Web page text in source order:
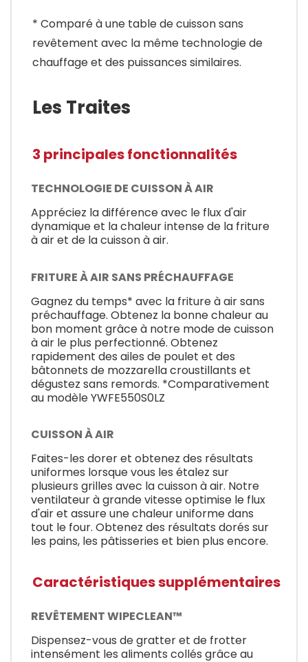
* Comparé à une table de cuisson sans
revêtement avec la même technologie de
chauffage et des puissances similaires.
Les Traites
3 principales fonctionnalités
TECHNOLOGIE DE CUISSON À AIR
Appréciez la différence avec le flux d'air
dynamique et la chaleur intense de la friture
à air et de la cuisson à air.
FRITURE À AIR SANS PRÉCHAUFFAGE
Gagnez du temps* avec la friture à air sans
préchauffage. Obtenez la bonne chaleur au
bon moment grâce à notre mode de cuisson
à air le plus perfectionné. Obtenez
rapidement des ailes de poulet et des
bâtonnets de mozzarella croustillants et
dégustez sans remords. *Comparativement
au modèle YWFE550S0LZ
CUISSON À AIR
Faites-les dorer et obtenez des résultats
uniformes lorsque vous les étalez sur
plusieurs grilles avec la cuisson à air. Notre
ventilateur à grande vitesse optimise le flux
d'air et assure une chaleur uniforme dans
tout le four. Obtenez des résultats dorés sur
les pains, les pâtisseries et bien plus encore.
Caractéristiques supplémentaires
REVÊTEMENT WIPECLEAN™
Dispensez-vous de gratter et de frotter
intensément les aliments collés grâce au